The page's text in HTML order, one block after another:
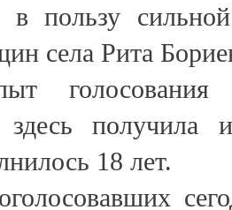
пользу сильной
села Рита
здесь
18 лет.